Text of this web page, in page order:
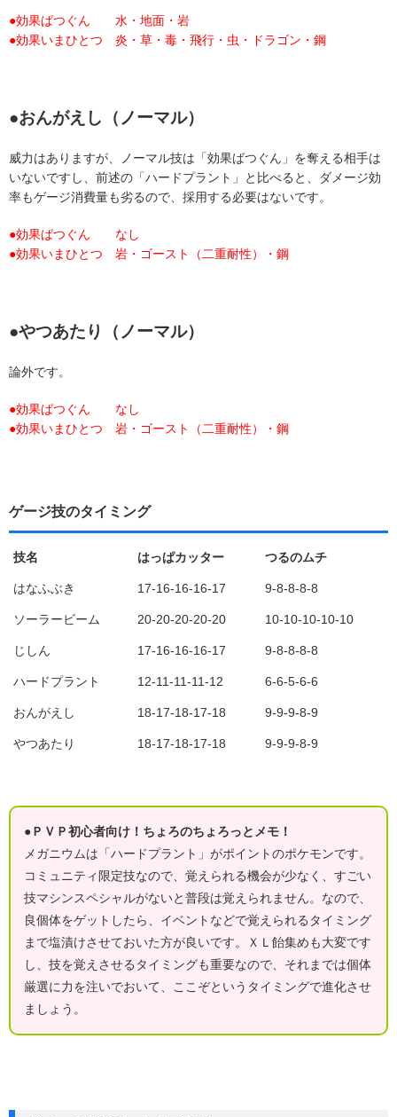
●効果ばつぐん 水・地面・岩
●効果いまひとつ 炎・草・毒・飛行・虫・ドラゴン・鋼
●おんがえし（ノーマル）
威力はありますが、ノーマル技は「効果ばつぐん」を奪える相手は
いないですし、前述の「ハードプラント」と比べると、ダメージ効
率もゲージ消費量も劣るので、採用する必要はないです。
●効果ばつぐん なし
●効果いまひとつ 岩・ゴースト（二重耐性）・鋼
●やつあたり （ノーマル）
論外です。
●効果ばつぐん なし
●効果いまひとつ 岩・ゴースト（二重耐性）・鋼
ゲージ技のタイミング
技名 はっぱカッター つるのムチ
はなふぶき 17-16-16-16-17 9-8-8-8-8
ソーラービーム 20-20-20-20-20 10-10-10-10-10
じしん 17-16-16-16-17 9-8-8-8-8
ハードプラント 12-11-11-11-12 6-6-5-6-6
おんがえし 18-17-18-17-18 9-9-9-8-9
やつあたり 18-17-18-17-18 9-9-9-8-9
●ＰＶＰ初心者向け！ちょろのちょろっとメモ！
メガニウムは「ハードプラント」がポイントのポケモンです。
コミュニティ限定技なので、覚えられる機会が少なく、すごい
技マシンスペシャルがないと普段は覚えられません。なので、
良個体をゲットしたら、イベントなどで覚えられるタイミング
まで塩漬けさせておいた方が良いです。ＸＬ飴集めも大変です
し、技を覚えさせるタイミングも重要なので、それまでは個体
厳選に力を注いでおいて、ここぞというタイミングで進化させ
ましょう。